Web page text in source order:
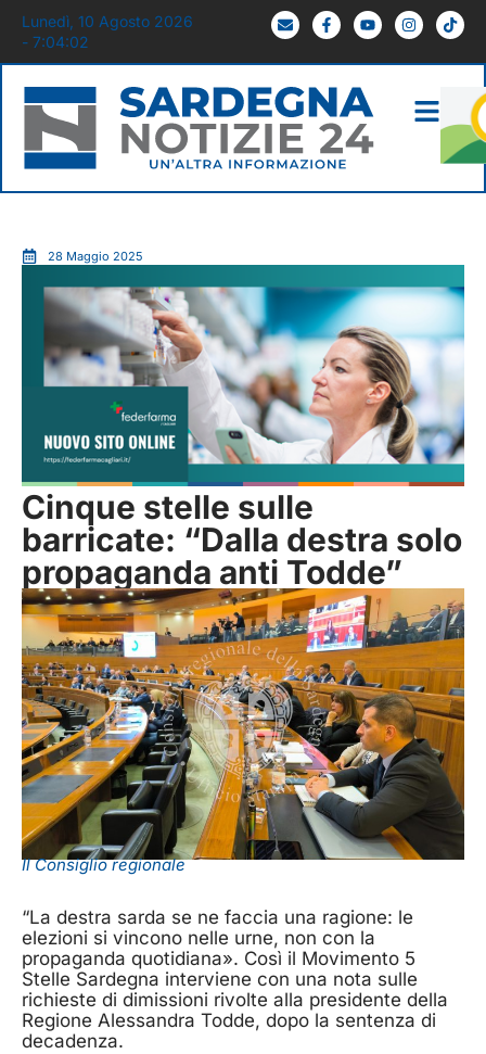
Lunedì, 10 Agosto 2026
- 7:04:03
28 Maggio 2025
Cinque stelle sulle
barricate: “Dalla destra solo
propaganda anti Todde”
Il Consiglio regionale
“La destra sarda se ne faccia una ragione: le
elezioni si vincono nelle urne, non con la
propaganda quotidiana». Così il Movimento 5
Stelle Sardegna interviene con una nota sulle
richieste di dimissioni rivolte alla presidente della
Regione Alessandra Todde, dopo la sentenza di
decadenza.